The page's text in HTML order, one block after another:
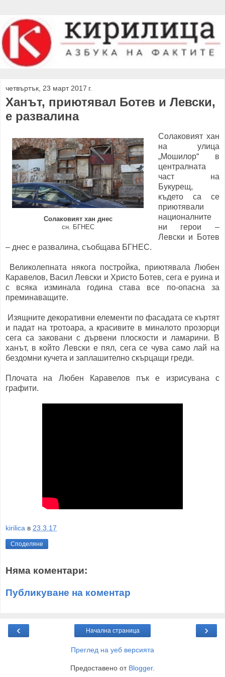
четвъртък, 23 март 2017 г.
Ханът, приютявал Ботев и Левски,
е развалина
Солаковият хан днес
сн. БГНЕС
Солаковият хан
на улица
„Мошилор“ в
централната
част на
Букурещ,
където са се
приютявали
националните
ни герои –
Левски и Ботев
– днес е развалина, съобщава БГНЕС.
Великолепната някога постройка, приютявала Любен
Каравелов, Васил Левски и Христо Ботев, сега е руина и
с всяка изминала година става все по-опасна за
преминаващите.
Изящните декоративни елементи по фасадата се къртят
и падат на тротоара, а красивите в миналото прозорци
сега са заковани с дървени плоскости и ламарини. В
ханът, в който Левски е пял, сега се чува само лай на
бездомни кучета и заплашително скърцащи греди.
Плочата на Любен Каравелов пък е изрисувана с
графити.
kirilica в 23.3.17
Споделяне
Няма коментари:
Публикуване на коментар
‹ ›
Начална страница
Преглед на уеб версията
Предоставено от Blogger.